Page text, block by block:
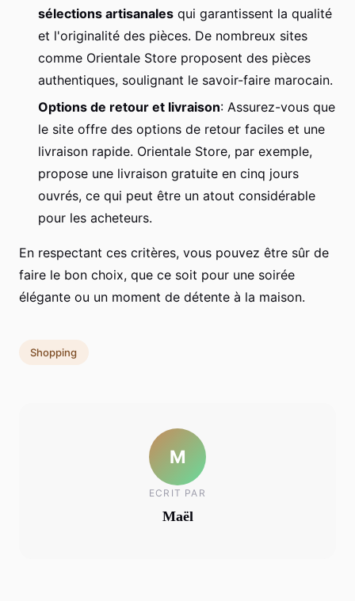
sélections artisanales qui garantissent la qualité
et l'originalité des pièces. De nombreux sites
comme Orientale Store proposent des pièces
authentiques, soulignant le savoir-faire marocain.
Options de retour et livraison: Assurez-vous que
le site offre des options de retour faciles et une
livraison rapide. Orientale Store, par exemple,
propose une livraison gratuite en cinq jours
ouvrés, ce qui peut être un atout considérable
pour les acheteurs.
En respectant ces critères, vous pouvez être sûr de
faire le bon choix, que ce soit pour une soirée
élégante ou un moment de détente à la maison.
Shopping
M
ECRIT PAR
Maël